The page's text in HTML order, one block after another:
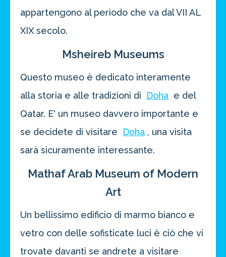
appartengono al periodo che va dal VII AL
XIX secolo.
Msheireb Museums
Questo museo è dedicato interamente
alla storia e alle tradizioni di
Doha e del
Qatar. E' un museo davvero importante e
se decidete di visitare
Doha , una visita
sarà sicuramente interessante.
Mathaf Arab Museum of Modern
Art
Un bellissimo edificio di marmo bianco e
vetro con delle sofisticate luci è ciò che vi
trovate davanti se andrete a visitare